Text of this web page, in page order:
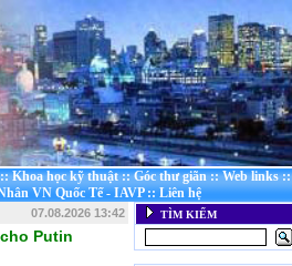
Khoa học kỹ thuật::Góc thư giãn::Web links::
VN Quốc Tế - IAVP::Liên hệ
07.08.2026 13:42
Putin
TÌM KIẾM